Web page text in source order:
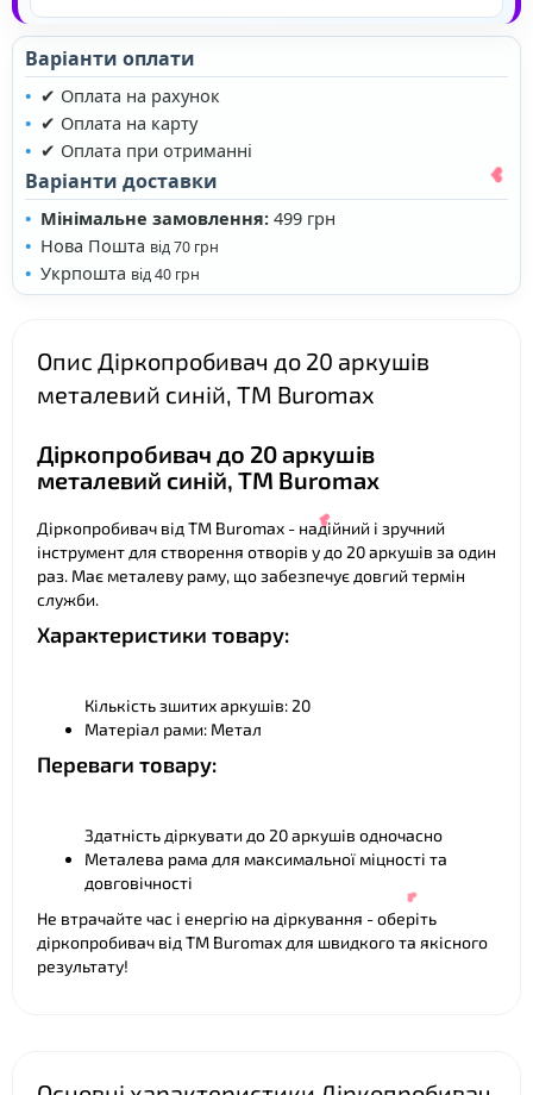
Варіанти оплати
✔ Оплата на рахунок
✔ Оплата на карту
✔ Оплата при отриманні
Варіанти доставки
Мінімальне замовлення: 499 грн
Нова Пошта від 70 грн
Укрпошта від 40 грн
Опис Діркопробивач до 20 аркушів
металевий синій, ТМ Buromax
Діркопробивач до 20 аркушів
металевий синій, ТМ Buromax
Діркопробивач від ТМ Buromax - надійний і зручний
інструмент для створення отворів у до 20 аркушів за один
раз. Має металеву раму, що забезпечує довгий термін
служби.
Характеристики товару:
Кількість зшитих аркушів: 20
Матеріал рами: Метал
Переваги товару:
Здатність діркувати до 20 аркушів одночасно
Металева рама для максимальної міцності та
довговічності
Не втрачайте час і енергію на діркування - оберіть
діркопробивач від ТМ Buromax для швидкого та якісного
результату!